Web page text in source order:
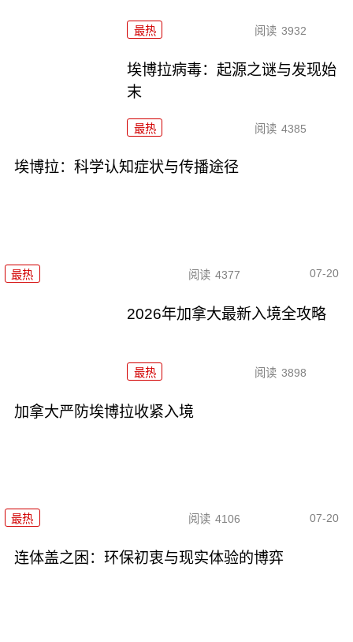
最热 阅读 3932
埃博拉病毒：起源之谜与发现始
末
最热 阅读 4385
埃博拉：科学认知症状与传播途径
最热 阅读 4377 07-20
2026年加拿大最新入境全攻略
最热 阅读 3898
加拿大严防埃博拉收紧入境
最热 阅读 4106 07-20
连体盖之困：环保初衷与现实体验的博弈